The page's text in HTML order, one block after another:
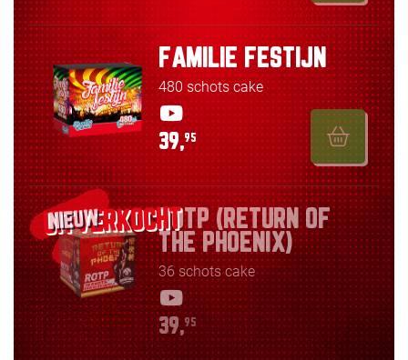
FAMILIE FESTIJN
480 schots cake
39,95
NIEUW
ROTP (RETURN OF
THE PHOENIX)
36 schots cake
39,95